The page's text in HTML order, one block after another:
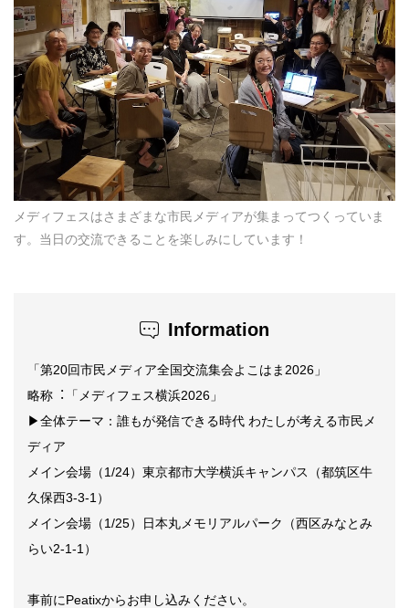
メディフェスはさまざまな市民メディアが集まってつくっていま
す。当日の交流できることを楽しみにしています！
Information
「第20回市民メディア全国交流集会よこはま2026」
略称︓「メディフェス横浜2026」
▶全体テーマ：誰もが発信できる時代 わたしが考える市民メ
ディア
メイン会場（1/24）東京都市大学横浜キャンパス（都筑区牛
久保西3-3-1）
メイン会場（1/25）日本丸メモリアルパーク（西区みなとみ
らい2-1-1）
事前にPeatixからお申し込みください。